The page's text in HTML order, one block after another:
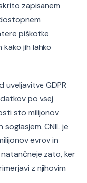
zapisanem
piškotke
jih lahko
uveljavitve GDPR
po vsej
sto milijonov
CNIL je
evrov in
zato, ker
z njihovim